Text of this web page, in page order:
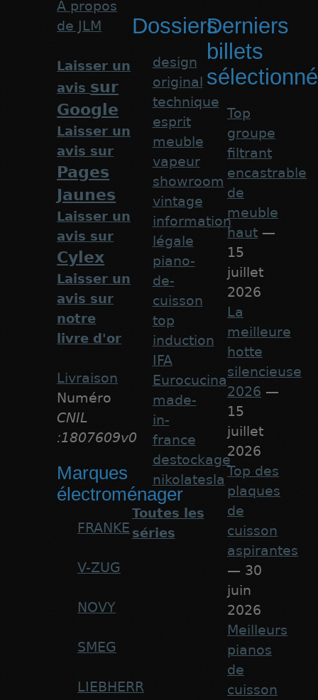
A propos
de JLM
Laisser un
avis sur
Google
Laisser un
avis sur
Pages
Jaunes
Laisser un
avis sur
Cylex
Laisser un
avis sur
notre
livre d'or
Livraison
Numéro
CNIL
:1807609v0
Marques
électroménager
FRANKE
V-ZUG
NOVY
SMEG
LIEBHERR
Dossiers
design
original
technique
esprit
meuble
vapeur
showroom
vintage
information
légale
piano-
de-
cuisson
top
induction
IFA
Eurocucina
made-
in-
france
destockage
nikolatesla
Toutes les
séries
Derniers
billets
Top
groupe
filtrant
encastrable
de
meuble
haut —
15
juillet
2026
La
meilleure
hotte
silencieuse
2026 —
15
juillet
2026
Top des
plaques
de
cuisson
aspirantes
— 30
juin
2026
Meilleurs
pianos
de
cuisson